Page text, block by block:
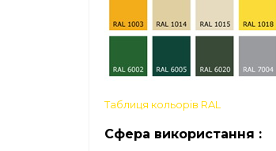
Довжина листа, мм
Таблиця кольорів RAL
Сфера використання :